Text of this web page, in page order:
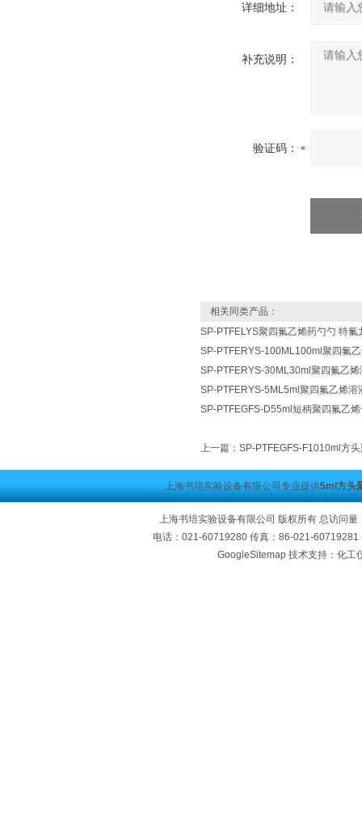
详细地址：
补充说明：
验证码：
相关同类产品：
SP-PTFELYS聚四氟乙烯药勺勺 特氟
SP-PTFERYS-100ML100ml聚四氟
SP-PTFERYS-30ML30ml聚四氟乙
SP-PTFERYS-5ML5ml聚四氟乙烯溶
SP-PTFEGFS-D55ml短柄聚四氟乙
上一篇： SP-PTFEGFS-F1010ml方
上海书培实验设备有限公司专业提供5ml方头
上海书培实验设备有限公司 版权所有 总访问量
电话：021-60719280 传真：86-021-
GoogleSitemap技术支持：化工